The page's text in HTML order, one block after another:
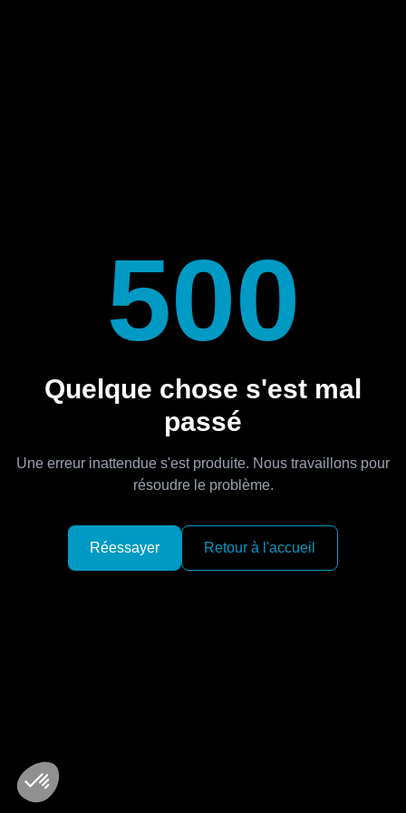
500
Quelque chose s'est mal
passé
Une erreur inattendue s'est produite. Nous travaillons pour
résoudre le problème.
Réessayer Retour à l'accueil